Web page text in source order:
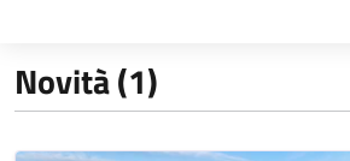
Novità (1)